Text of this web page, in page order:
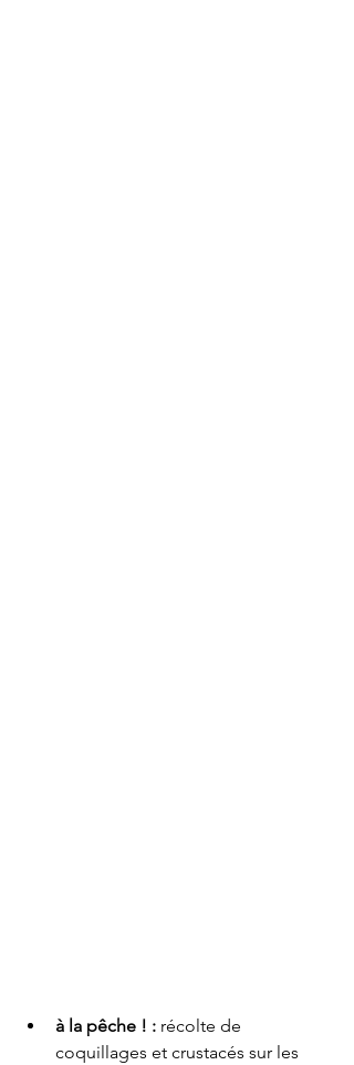
à la pêche ! : récolte de
coquillages et crustacés sur les